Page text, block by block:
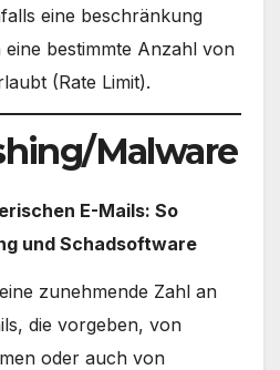
eine beschränkung
eine bestimmte Anzahl von
(Rate Limit).
Malware
E-Mails: So
und Schadsoftware
zunehmende Zahl an
die vorgeben, von
oder auch von